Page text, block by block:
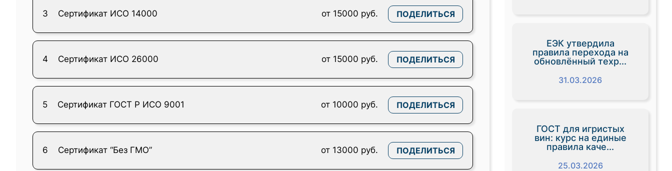
3 Сертификат ИСО 14000 от 15000 руб. ПОДЕЛИТЬСЯ
4 Сертификат ИСО 26000 от 15000 руб. ПОДЕЛИТЬСЯ
5 Сертификат ГОСТ Р ИСО 9001 от 10000 руб. ПОДЕЛИТЬСЯ
6 Сертификат “Без ГМО” от 13000 руб. ПОДЕЛИТЬСЯ
ЕЭК утвердила
правила перехода на
обновлённый техр...
31.03.2026
ГОСТ для игристых
вин: курс на единые
правила каче...
25.03.2026